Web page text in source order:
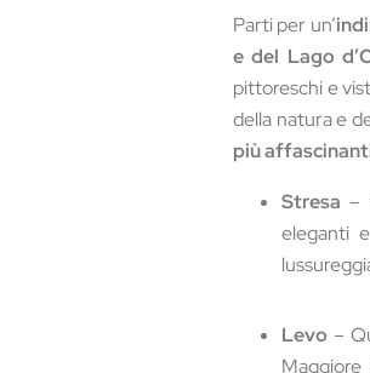
Parti per un’
e del Lago
pittoreschi e
della natura e
più
Stresa –
eleganti
Levo –